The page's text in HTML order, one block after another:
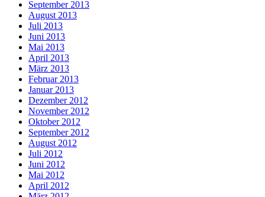
September 2013
August 2013
Juli 2013
Juni 2013
Mai 2013
April 2013
März 2013
Februar 2013
Januar 2013
Dezember 2012
November 2012
Oktober 2012
September 2012
August 2012
Juli 2012
Juni 2012
Mai 2012
April 2012